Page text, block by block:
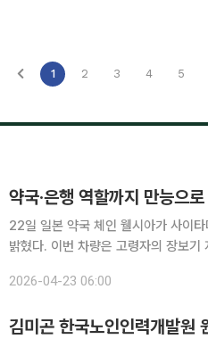
1 2 3 4 5
약국·은행 역할까지 만능으
22일 일본 약국 체인 웰시아가 사이
밝혔다. 이번 차량은 고령자의 장보
전국 39개 지자체, 42대로 확대됐다
2026-04-23 06:00
김미곤 한국노인인력개발원